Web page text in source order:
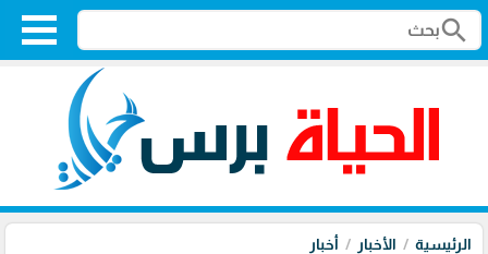
search
الرئيسية الأخبار أخبار